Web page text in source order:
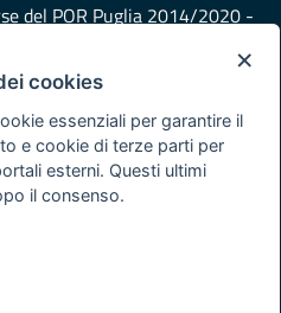
del POR Puglia 2014/2020 -
×
cookies
essenziali per garantire il
e cookie di terze parti per
esterni. Questi ultimi
il consenso.